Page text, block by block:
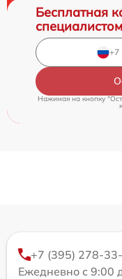
Бесплатная
специалистом
Нажимая на кнопку
+7 (395) 278-
Ежедневно с 9:00